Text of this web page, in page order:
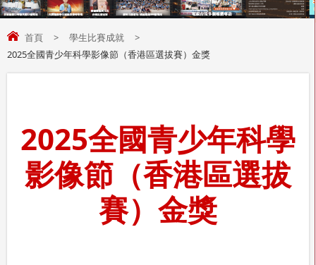
首頁 > 學生比賽成就
>
2025全國青少年科學影像節（香港區選拔賽）金獎
2025全國青少年科學
影像節（香港區選拔
賽）金獎